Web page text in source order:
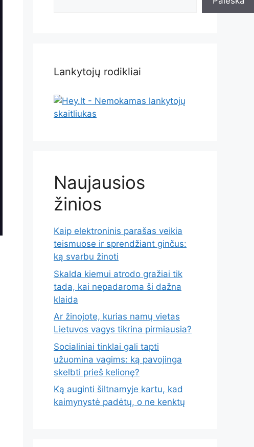
Lankytojų rodikliai
Naujausios
žinios
Kaip elektroninis parašas veikia
teismuose ir sprendžiant ginčus:
ką svarbu žinoti
Skalda kiemui atrodo gražiai tik
tada, kai nepadaroma ši dažna
klaida
Ar žinojote, kurias namų vietas
Lietuvos vagys tikrina pirmiausia?
Socialiniai tinklai gali tapti
užuomina vagims: ką pavojinga
skelbti prieš kelionę?
Ką auginti šiltnamyje kartu, kad
kaimynystė padėtų, o ne kenktų